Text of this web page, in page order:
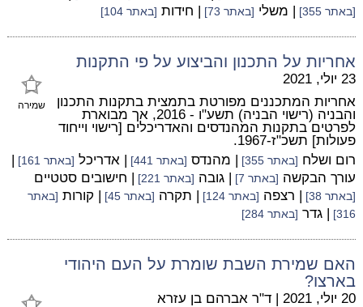
[באתר 355] | משלי [באתר 73] | חידות [באתר 104]
אחריות על התכנון והביצוע על פי התקנות
שמירה
23 יולי, 2021
אחריות המתכננים מפורטת בתמצית בתקנות התכנון
והבניה (רישוי הבניה) תשע"ו - 2016, אך מבוארת
לפרטים בתקנות המהנדסים והאדריכלים [רישוי וייחוד
פעולות] תשכ"ז-1967.
רום ושלח [באתר 355] | מהנדס [באתר 441] | אדריכל [באתר 161]
|
עורך הבקשה [באתר 7] | גובה [באתר 221] | חישובים סטטיים
[באתר 38] | רצפה [באתר 124] | תקרה [באתר 45] | קורות [באתר
316]
| גדר [באתר 284]
האם שמירת השבת שומרת על העם היהודי
בארצו?
20 יולי, 2021 | ד"ר אברהם בן עזרא